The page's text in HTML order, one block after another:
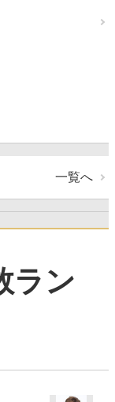
一覧へ
ラン